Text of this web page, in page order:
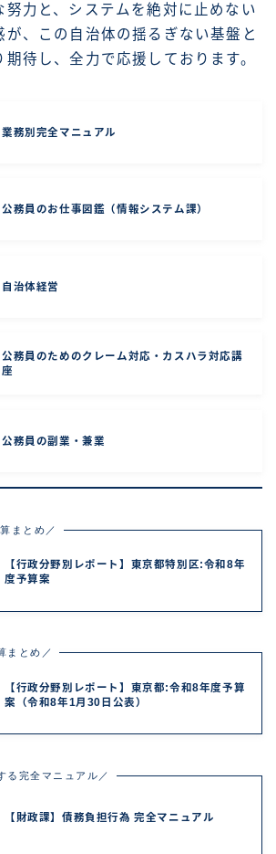
努力と、システムを絶対に止めない
が、この自治体の揺るぎない基盤と
待し、全力で応援しております。
業務別完全マニュアル
公務員のお仕事図鑑（情報システム課）
自治体経営
公務員のためのクレーム対応・カスハラ対応講
座
公務員の副業・兼業
まとめ／
【行政分野別レポート】東京都特別区:令和8年
度予算案
まとめ／
【行政分野別レポート】東京都:令和8年度予算
案（令和8年1月30日公表）
る完全マニュアル／
【財政課】債務負担行為 完全マニュアル